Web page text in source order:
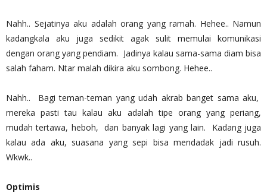
Nahh.. Sejatinya aku adalah orang yang ramah. Hehee.. Namun
kadangkala aku juga sedikit agak sulit memulai komunikasi
dengan orang yang pendiam. Jadinya kalau sama-sama diam bisa
salah faham. Ntar malah dikira aku sombong. Hehee..
Nahh.. Bagi teman-teman yang udah akrab banget sama aku,
mereka pasti tau kalau aku adalah tipe orang yang periang,
mudah tertawa, heboh, dan banyak lagi yang lain. Kadang juga
kalau ada aku, suasana yang sepi bisa mendadak jadi rusuh.
Wkwk..
Optimis